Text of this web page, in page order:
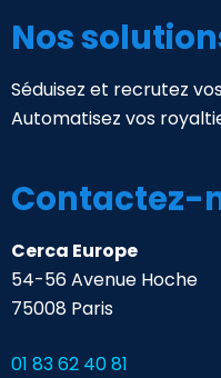
Nos
Séduisez et recrutez
Automatisez vos
Contactez-
Cerca Europe
54-56 Avenue Hoche
75008 Paris
01 83 62 40 81